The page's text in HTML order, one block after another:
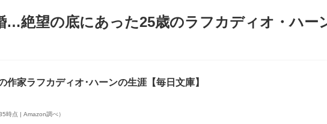
…絶望の底にあった25歳のラフカディオ・ハー
家ラフカディオ･ハーンの生涯【毎日文庫】
時点 | Amazon調べ）